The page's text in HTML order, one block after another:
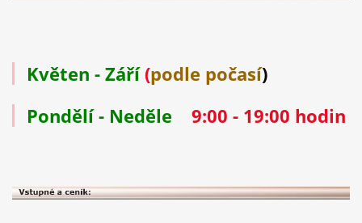
Květen - Září(podle počasí)
Pondělí - Neděle 9:00 - 19:00 hodin